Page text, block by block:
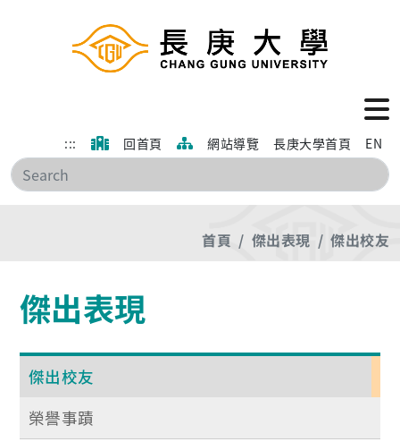
::: 回首頁 網站導覽 長庚大學首頁 EN
搜
首頁 傑出表現 傑出校友
傑出表現
傑出校友
榮譽事蹟